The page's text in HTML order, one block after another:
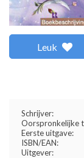
Leuk
Schrijver:
Oorspronkelijke
Eerste uitgave:
ISBN/EAN:
Uitgever: